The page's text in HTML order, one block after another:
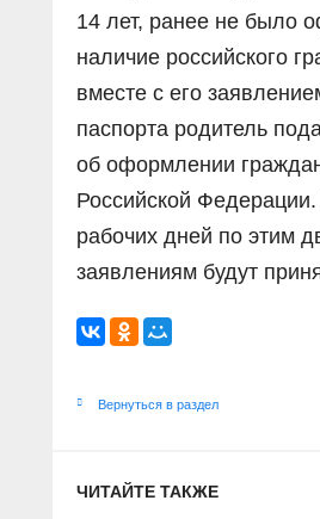
14 лет, ранее не было
наличие российского
вместе с его
паспорта родитель
об оформлении
Российской
рабочих дней по этим
заявлениям будут
Вернуться в раздел
ЧИТАЙТЕ ТАКЖЕ